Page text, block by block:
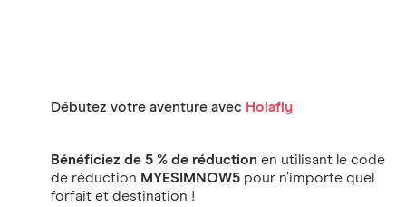
Débutez votre aventure avec Holafly
Bénéficiez de 5 % de réductionen utilisant le code
de réduction MYESIMNOW5pour n’importe quel
forfait et destination !